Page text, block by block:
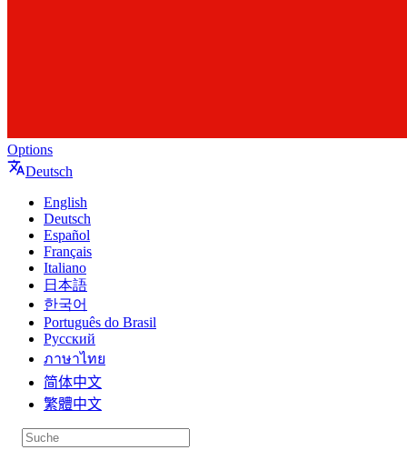
Options
Deutsch
English
Deutsch
Español
Français
Italiano
日本語
한국어
Português do Brasil
Русский
ภาษาไทย
简体中文
繁體中文